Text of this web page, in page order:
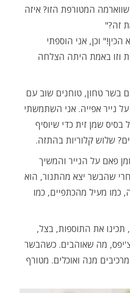
המטורפת הזו? איזה
זה?"
וכן, אני הוספתי
וזו באמת היתה הצלחה
בשר טחון, טוחנים שוב עם
נייר אפייה. אני השתמשתי
שמן זית כדי שיוסיף
שלוש קלוריות בהתזה.
פאם על הנייר והמשיך
שהבשר יצא מהתנור, הוא
כמו מעיל מהכתפיים, כמו
את התוספות, בצל,
צ'יפס, מה שאוהבים. כשהבשר
מנה ואוכלים. מטורף